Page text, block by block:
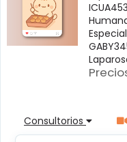
Consultorios